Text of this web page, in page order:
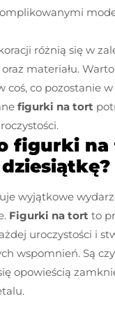
różnią się w
oraz materiału.
coś, co pozostanie
figurki na tort
figurki
wyjątkowe
Figurki na tort to
uroczystości i
wspomnień. Są
opowieścią